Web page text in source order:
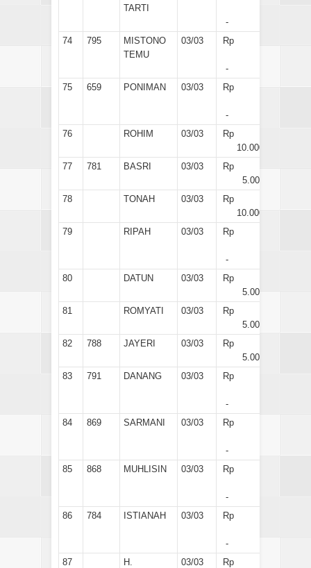
TARTI
-
74
795
MISTONO
TEMU
03/03 Rp
-
75
659 PONIMAN 03/03 Rp
-
76
ROHIM 03/03
Rp
10.000
77
781 BASRI 03/03
Rp
5.000
78
TONAH 03/03
Rp
10.000
79
RIPAH 03/03 Rp
-
80
DATUN 03/03
Rp
5.000
81
ROMYATI 03/03
Rp
5.000
82
788 JAYERI 03/03
Rp
5.000
83
791 DANANG 03/03 Rp
-
84
869 SARMANI 03/03 Rp
-
85
868 MUHLISIN 03/03 Rp
-
86
784 ISTIANAH 03/03 Rp
-
87
H.
03/03
Rp